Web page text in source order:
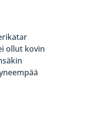
ollut kovin